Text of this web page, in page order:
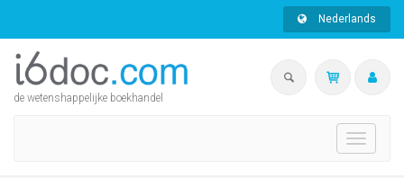
Nederlands
de wetenshappelijke boekhandel
Toggle